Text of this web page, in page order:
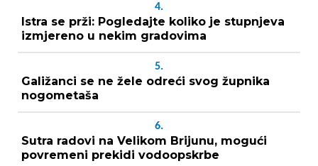
4.
Istra se prži: Pogledajte koliko je stupnjeva
izmjereno u nekim gradovima
5.
Galižanci se ne žele odreći svog župnika
nogometaša
6.
Sutra radovi na Velikom Brijunu, mogući
povremeni prekidi vodoopskrbe